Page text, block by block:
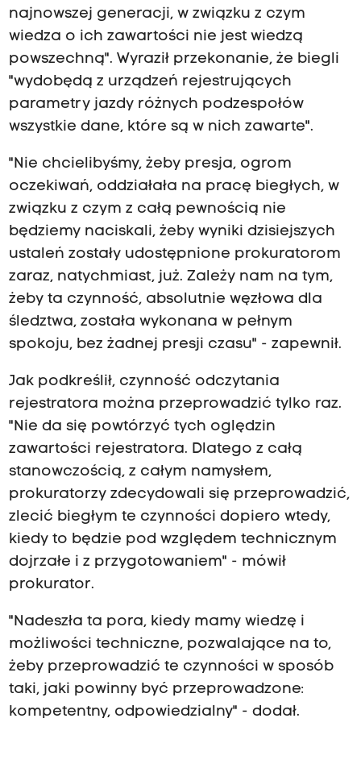
najnowszej generacji, w związku z czym
wiedza o ich zawartości nie jest wiedzą
powszechną". Wyraził przekonanie, że biegli
"wydobędą z urządzeń rejestrujących
parametry jazdy różnych podzespołów
wszystkie dane, które są w nich zawarte".
"Nie chcielibyśmy, żeby presja, ogrom
oczekiwań, oddziałała na pracę biegłych, w
związku z czym z całą pewnością nie
będziemy naciskali, żeby wyniki dzisiejszych
ustaleń zostały udostępnione prokuratorom
zaraz, natychmiast, już. Zależy nam na tym,
żeby ta czynność, absolutnie węzłowa dla
śledztwa, została wykonana w pełnym
spokoju, bez żadnej presji czasu" - zapewnił.
Jak podkreślił, czynność odczytania
rejestratora można przeprowadzić tylko raz.
"Nie da się powtórzyć tych oględzin
zawartości rejestratora. Dlatego z całą
stanowczością, z całym namysłem,
prokuratorzy zdecydowali się przeprowadzić,
zlecić biegłym te czynności dopiero wtedy,
kiedy to będzie pod względem technicznym
dojrzałe i z przygotowaniem" - mówił
prokurator.
"Nadeszła ta pora, kiedy mamy wiedzę i
możliwości techniczne, pozwalające na to,
żeby przeprowadzić te czynności w sposób
taki, jaki powinny być przeprowadzone:
kompetentny, odpowiedzialny" - dodał.